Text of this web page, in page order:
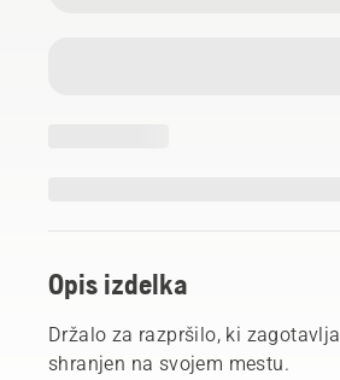
Opis izdelka
Držalo za razpršilo, ki
shranjen na svojem mestu.